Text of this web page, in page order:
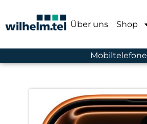
Über uns Shop
Mobiltelefone